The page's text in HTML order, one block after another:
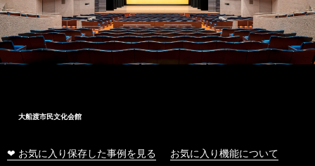
大船渡市民文化会館
❤ お気に入り保存した事例を見る お気に入り機能について